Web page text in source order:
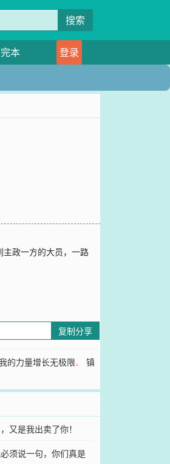
搜索
完本
登录
政一方的大员，一路
复制分享
的力量增长无极限、镇
又是我出卖了你！
须说一句，你们真是